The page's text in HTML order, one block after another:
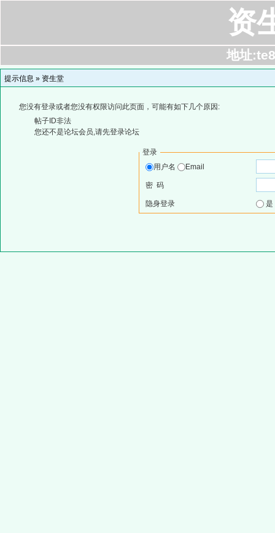
资
地址
提示信息 » 资生堂
您没有登录或者您没有权限访问此页面，可能有如下几个原因:
帖子ID非法
您还不是论坛会员,请先登录论坛
登录
用户名
Email
密 码
隐身登录